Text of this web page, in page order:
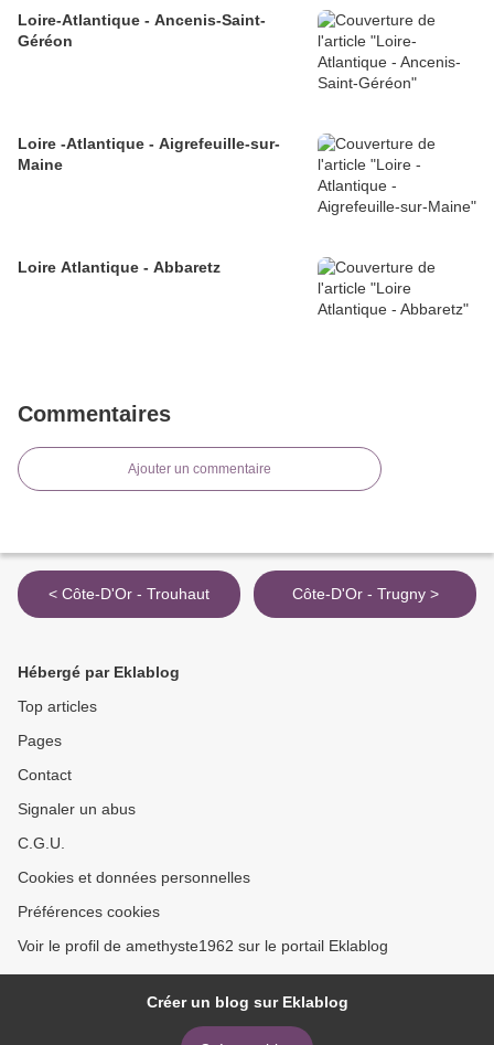
Loire-Atlantique - Ancenis-Saint-
Géréon
Loire -Atlantique - Aigrefeuille-sur-
Maine
Loire Atlantique - Abbaretz
Commentaires
Ajouter un commentaire
< Côte-D'Or - Trouhaut Côte-D'Or - Trugny >
Hébergé par Eklablog
Top articles
Pages
Contact
Signaler un abus
C.G.U.
Cookies et données personnelles
Préférences cookies
Voir le profil de amethyste1962 sur le portail Eklablog
Créer un blog sur Eklablog